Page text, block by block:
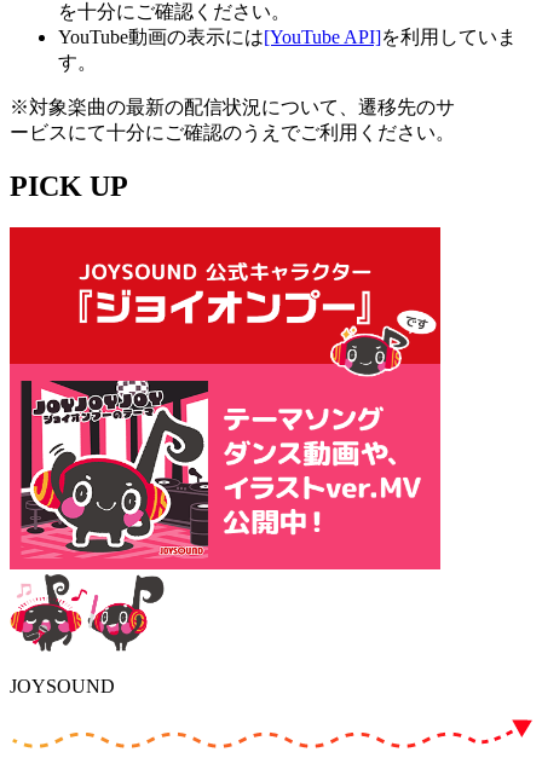
を十分にご確認ください。
YouTube動画の表示には[YouTube API]を利用していま
す。
※対象楽曲の最新の配信状況について、遷移先のサ
ービスにて十分にご確認のうえでご利用ください。
PICK UP
JOYSOUND